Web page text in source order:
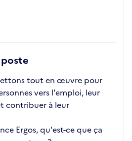
tout en œuvre pour
vers l'emploi, leur
contribuer à leur
Ergos, qu'est-ce que ça